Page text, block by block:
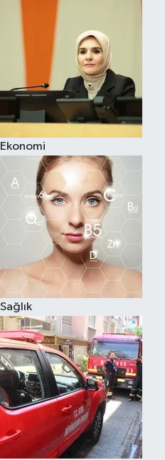
Ekonomi
Sağlık
Televizyon
Yaşam-Çevre